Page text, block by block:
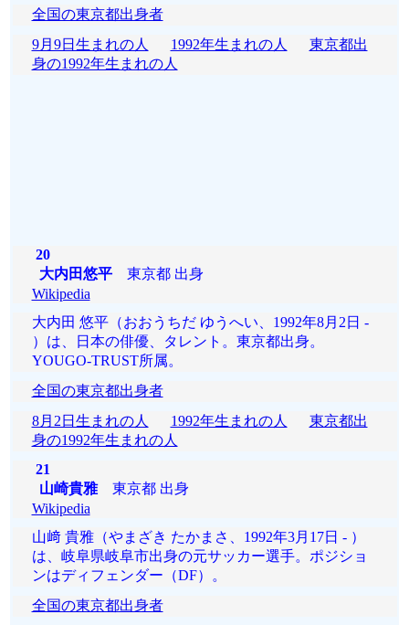
全国の東京都出身者
9月9日生まれの人
1992年生まれの人
東京都出
身の1992年生まれの人
20
大内田悠平東京都 出身
Wikipedia
大内田 悠平（おおうちだ ゆうへい、1992年8月2日 -
）は、日本の俳優、タレント。東京都出身。
YOUGO-TRUST所属。
全国の東京都出身者
8月2日生まれの人
1992年生まれの人
東京都出
身の1992年生まれの人
21
山崎貴雅東京都 出身
Wikipedia
山﨑 貴雅（やまざき たかまさ、1992年3月17日 - ）
は、岐阜県岐阜市出身の元サッカー選手。ポジショ
ンはディフェンダー（DF）。
全国の東京都出身者